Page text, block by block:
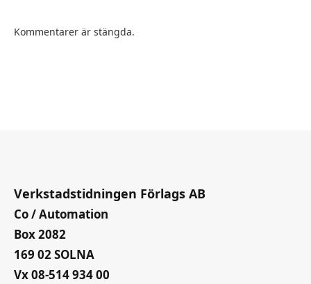
Kommentarer är stängda.
Verkstadstidningen Förlags AB
Co / Automation
Box 2082
169 02 SOLNA
Vx 08-514 934 00